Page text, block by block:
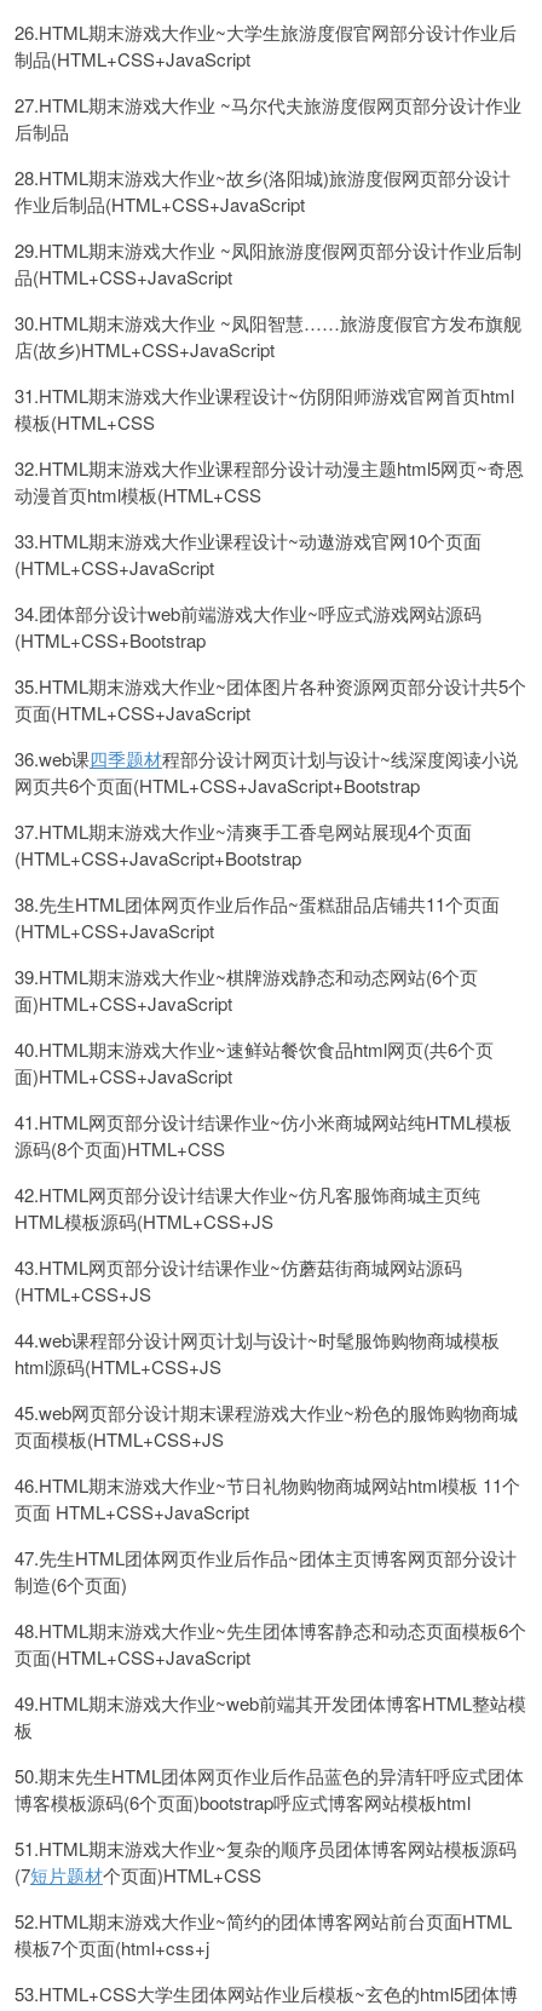
26.HTML期末游戏大作业~大学生旅游度假官网部分设计作业后
制品(HTML+CSS+JavaScript
27.HTML期末游戏大作业 ~马尔代夫旅游度假网页部分设计作业
后制品
28.HTML期末游戏大作业~故乡(洛阳城)旅游度假网页部分设计
作业后制品(HTML+CSS+JavaScript
29.HTML期末游戏大作业 ~凤阳旅游度假网页部分设计作业后制
品(HTML+CSS+JavaScript
30.HTML期末游戏大作业 ~凤阳智慧……旅游度假官方发布旗舰
店(故乡)HTML+CSS+JavaScript
31.HTML期末游戏大作业课程设计~仿阴阳师游戏官网首页html
模板(HTML+CSS
32.HTML期末游戏大作业课程部分设计动漫主题html5网页~奇恩
动漫首页html模板(HTML+CSS
33.HTML期末游戏大作业课程设计~动遨游戏官网10个页面
(HTML+CSS+JavaScript
34.团体部分设计web前端游戏大作业~呼应式游戏网站源码
(HTML+CSS+Bootstrap
35.HTML期末游戏大作业~团体图片各种资源网页部分设计共5个
页面(HTML+CSS+JavaScript
36.web课四季题材程部分设计网页计划与设计~线深度阅读小说
网页共6个页面(HTML+CSS+JavaScript+Bootstrap
37.HTML期末游戏大作业~清爽手工香皂网站展现4个页面
(HTML+CSS+JavaScript+Bootstrap
38.先生HTML团体网页作业后作品~蛋糕甜品店铺共11个页面
(HTML+CSS+JavaScript
39.HTML期末游戏大作业~棋牌游戏静态和动态网站(6个页
面)HTML+CSS+JavaScript
40.HTML期末游戏大作业~速鲜站餐饮食品html网页(共6个页
面)HTML+CSS+JavaScript
41.HTML网页部分设计结课作业~仿小米商城网站纯HTML模板
源码(8个页面)HTML+CSS
42.HTML网页部分设计结课大作业~仿凡客服饰商城主页纯
HTML模板源码(HTML+CSS+JS
43.HTML网页部分设计结课作业~仿蘑菇街商城网站源码
(HTML+CSS+JS
44.web课程部分设计网页计划与设计~时髦服饰购物商城模板
html源码(HTML+CSS+JS
45.web网页部分设计期末课程游戏大作业~粉色的服饰购物商城
页面模板(HTML+CSS+JS
46.HTML期末游戏大作业~节日礼物购物商城网站html模板 11个
页面 HTML+CSS+JavaScript
47.先生HTML团体网页作业后作品~团体主页博客网页部分设计
制造(6个页面)
48.HTML期末游戏大作业~先生团体博客静态和动态页面模板6个
页面(HTML+CSS+JavaScript
49.HTML期末游戏大作业~web前端其开发团体博客HTML整站模
板
50.期末先生HTML团体网页作业后作品蓝色的异清轩呼应式团体
博客模板源码(6个页面)bootstrap呼应式博客网站模板html
51.HTML期末游戏大作业~复杂的顺序员团体博客网站模板源码
(7短片题材个页面)HTML+CSS
52.HTML期末游戏大作业~简约的团体博客网站前台页面HTML
模板7个页面(html+css+j
53.HTML+CSS大学生团体网站作业后模板~玄色的html5团体博